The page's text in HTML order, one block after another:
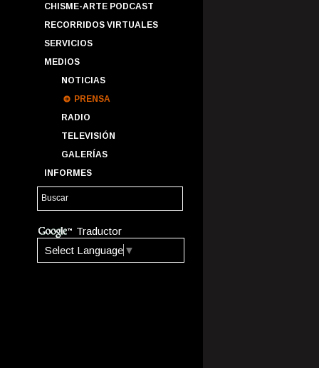
CHISME-ARTE PODCAST
RECORRIDOS VIRTUALES
SERVICIOS
MEDIOS
NOTICIAS
PRENSA
RADIO
TELEVISIÓN
GALERÍAS
INFORMES
Traductor
Select Language ▼